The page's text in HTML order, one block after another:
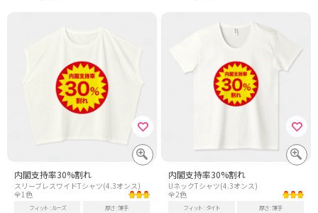
内閣支持率30%割れ
スリーブレスワイドTシャツ(4.3オンス)
全1色
フィット ルーズ 厚さ 薄手
内閣支持率30%割れ
UネックTシャツ(4.3オンス)
全2色
フィット タイト 厚さ 薄手